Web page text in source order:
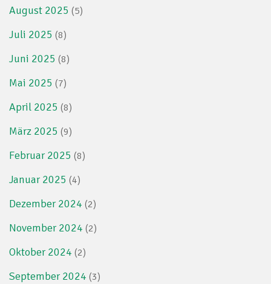
August 2025 (5)
Juli 2025 (8)
Juni 2025 (8)
Mai 2025 (7)
April 2025 (8)
März 2025 (9)
Februar 2025 (8)
Januar 2025 (4)
Dezember 2024 (2)
November 2024 (2)
Oktober 2024 (2)
September 2024 (3)